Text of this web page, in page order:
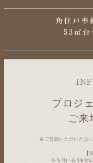
プロジ
ご来
※ご登録いただいた方
【
8/3(月)～8/14(金)